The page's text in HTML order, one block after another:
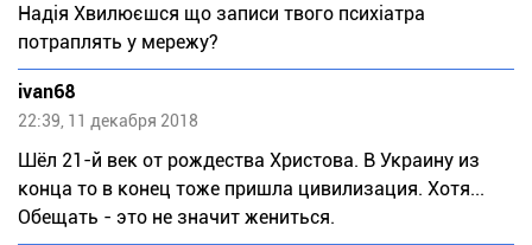
Надія Хвилюєшся що записи твого психіатра
потраплять у мережу?
ivan68
22:39, 11 декабря 2018
Шёл 21-й век от рождества Христова. В Украину из
конца то в конец тоже пришла цивилизация. Хотя...
Обещать - это не значит жениться.